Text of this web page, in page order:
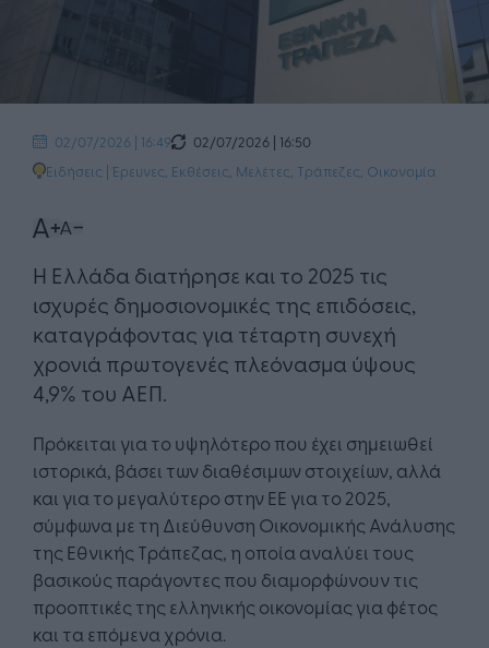
02/07/2026 | 16:49
02/07/2026 | 16:50
Ειδήσεις |Έρευνες, Εκθέσεις, Μελέτες Τράπεζες Οικονομία
Η Ελλάδα διατήρησε και το 2025 τις
ισχυρές δημοσιονομικές της επιδόσεις,
καταγράφοντας για τέταρτη συνεχή
χρονιά πρωτογενές πλεόνασμα ύψους
4,9% του ΑΕΠ.
Πρόκειται για το υψηλότερο που έχει σημειωθεί
ιστορικά, βάσει των διαθέσιμων στοιχείων, αλλά
και για το μεγαλύτερο στην ΕΕ για το 2025,
σύμφωνα με τη Διεύθυνση Οικονομικής Ανάλυσης
της Εθνικής Τράπεζας, η οποία αναλύει τους
βασικούς παράγοντες που διαμορφώνουν τις
προοπτικές της ελληνικής οικονομίας για φέτος
και τα επόμενα χρόνια.